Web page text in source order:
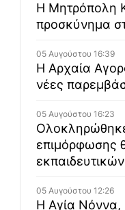
Η Μητρόπολη
προσκύνημα
05 Αυγούστου 16:39
Η Αρχαία
νέες
05 Αυγούστου 16:23
Ολοκληρώθηκε
επιμόρφωσης
05 Αυγούστου 12:26
Η Αγία Νόννα,